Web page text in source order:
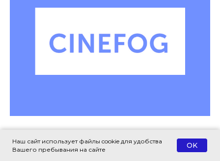
исключительных прав на сценарий
ЮРИДИЧЕСКИХ НОВОСТЕЙ
Наш сайт использует файлы cookie для удобства
Вашего пребывания на сайте
OK